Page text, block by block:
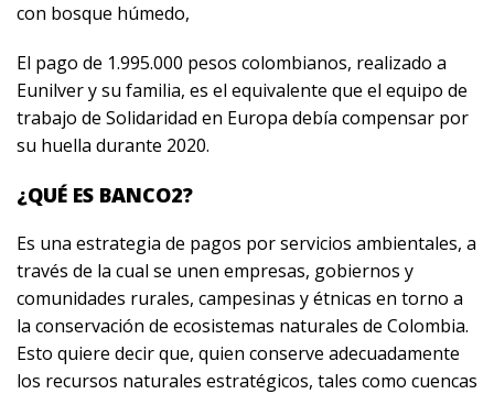
con bosque húmedo,
El pago de 1.995.000 pesos colombianos, realizado a
Eunilver y su familia, es el equivalente que el equipo de
trabajo de Solidaridad en Europa debía compensar por
su huella durante 2020.
¿QUÉ ES BANCO2?
Es una estrategia de pagos por servicios ambientales, a
través de la cual se unen empresas, gobiernos y
comunidades rurales, campesinas y étnicas en torno a
la conservación de ecosistemas naturales de Colombia.
Esto quiere decir que, quien conserve adecuadamente
los recursos naturales estratégicos, tales como cuencas